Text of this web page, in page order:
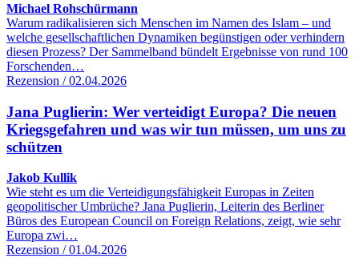
Michael Rohschürmann
Warum radikalisieren sich Menschen im Namen des Islam – und
welche gesellschaftlichen Dynamiken begünstigen oder verhindern
diesen Prozess? Der Sammelband bündelt Ergebnisse von rund 100
Forschenden…
Rezension / 02.04.2026
Jana Puglierin: Wer verteidigt Europa? Die neuen
Kriegsgefahren und was wir tun müssen, um uns zu
schützen
Jakob Kullik
Wie steht es um die Verteidigungsfähigkeit Europas in Zeiten
geopolitischer Umbrüche? Jana Puglierin, Leiterin des Berliner
Büros des European Council on Foreign Relations, zeigt, wie sehr
Europa zwi…
Rezension / 01.04.2026